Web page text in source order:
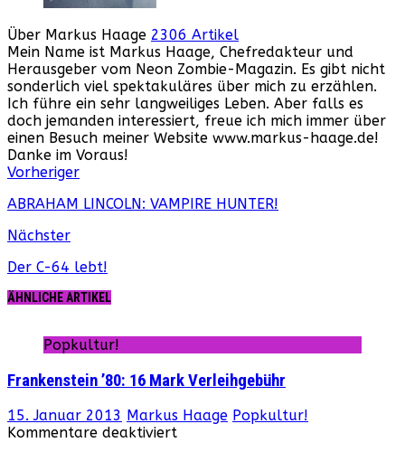
Über Markus Haage 2306 Artikel
Mein Name ist Markus Haage, Chefredakteur und
Herausgeber vom Neon Zombie-Magazin. Es gibt nicht
sonderlich viel spektakuläres über mich zu erzählen.
Ich führe ein sehr langweiliges Leben. Aber falls es
doch jemanden interessiert, freue ich mich immer über
einen Besuch meiner Website www.markus-haage.de!
Danke im Voraus!
Webseite
Facebook
Instagram
YouTube
Vorheriger
ABRAHAM LINCOLN: VAMPIRE HUNTER!
Nächster
Der C-64 lebt!
ÄHNLICHE ARTIKEL
Popkultur!
Frankenstein ’80: 16 Mark Verleihgebühr
15. Januar 2013 Markus Haage Popkultur!
Kommentare deaktiviertfür